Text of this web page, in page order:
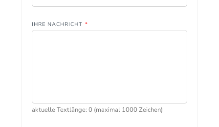
IHRE NACHRICHT *
aktuelle Textlänge: 0 (maximal 1000 Zeichen)